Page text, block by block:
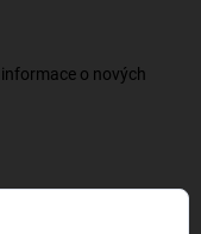
o nových